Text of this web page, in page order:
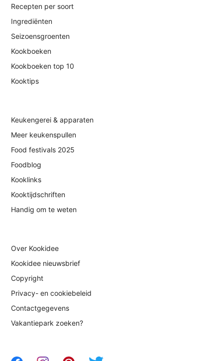
Recepten per soort
Ingrediënten
Seizoensgroenten
Kookboeken
Kookboeken top 10
Kooktips
Keukengerei & apparaten
Meer keukenspullen
Food festivals 2025
Foodblog
Kooklinks
Kooktijdschriften
Handig om te weten
Over Kookidee
Kookidee nieuwsbrief
Copyright
Privacy- en cookiebeleid
Contactgegevens
Vakantiepark zoeken?